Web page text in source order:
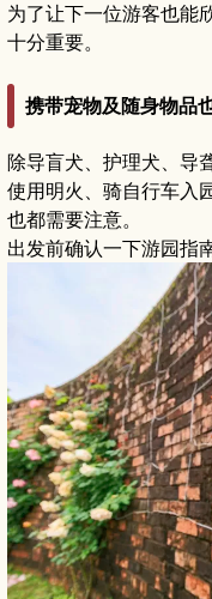
为了让下一位游客也能
十分重要。
携带宠物及随身物品
除导盲犬、护理犬、导
使用明火、骑自行车入
也都需要注意。
出发前确认一下游园指